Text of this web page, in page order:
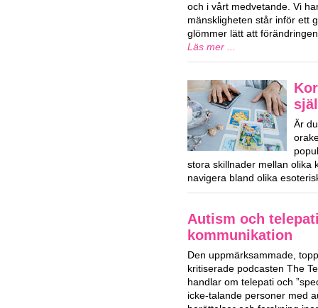
och i vårt medvetande. Vi
mänskligheten står inför ett
glömmer lätt att
Läs mer ...
Är
stora skillnader mellan olika
navigera bland olika
Autism och
kommunikation
Den uppmärksammade,
kritiserade podcasten The
handlar om telepati och
icke-talande personer med